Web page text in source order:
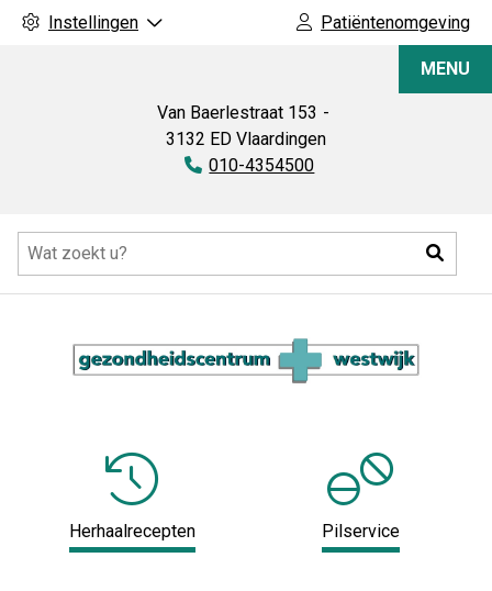
Instellingen Patiëntenomgeving
Van Baerlestraat 153
3132 ED Vlaardingen
Tel:
010-4354500
MENU
Herhaalrecepten Pilservice